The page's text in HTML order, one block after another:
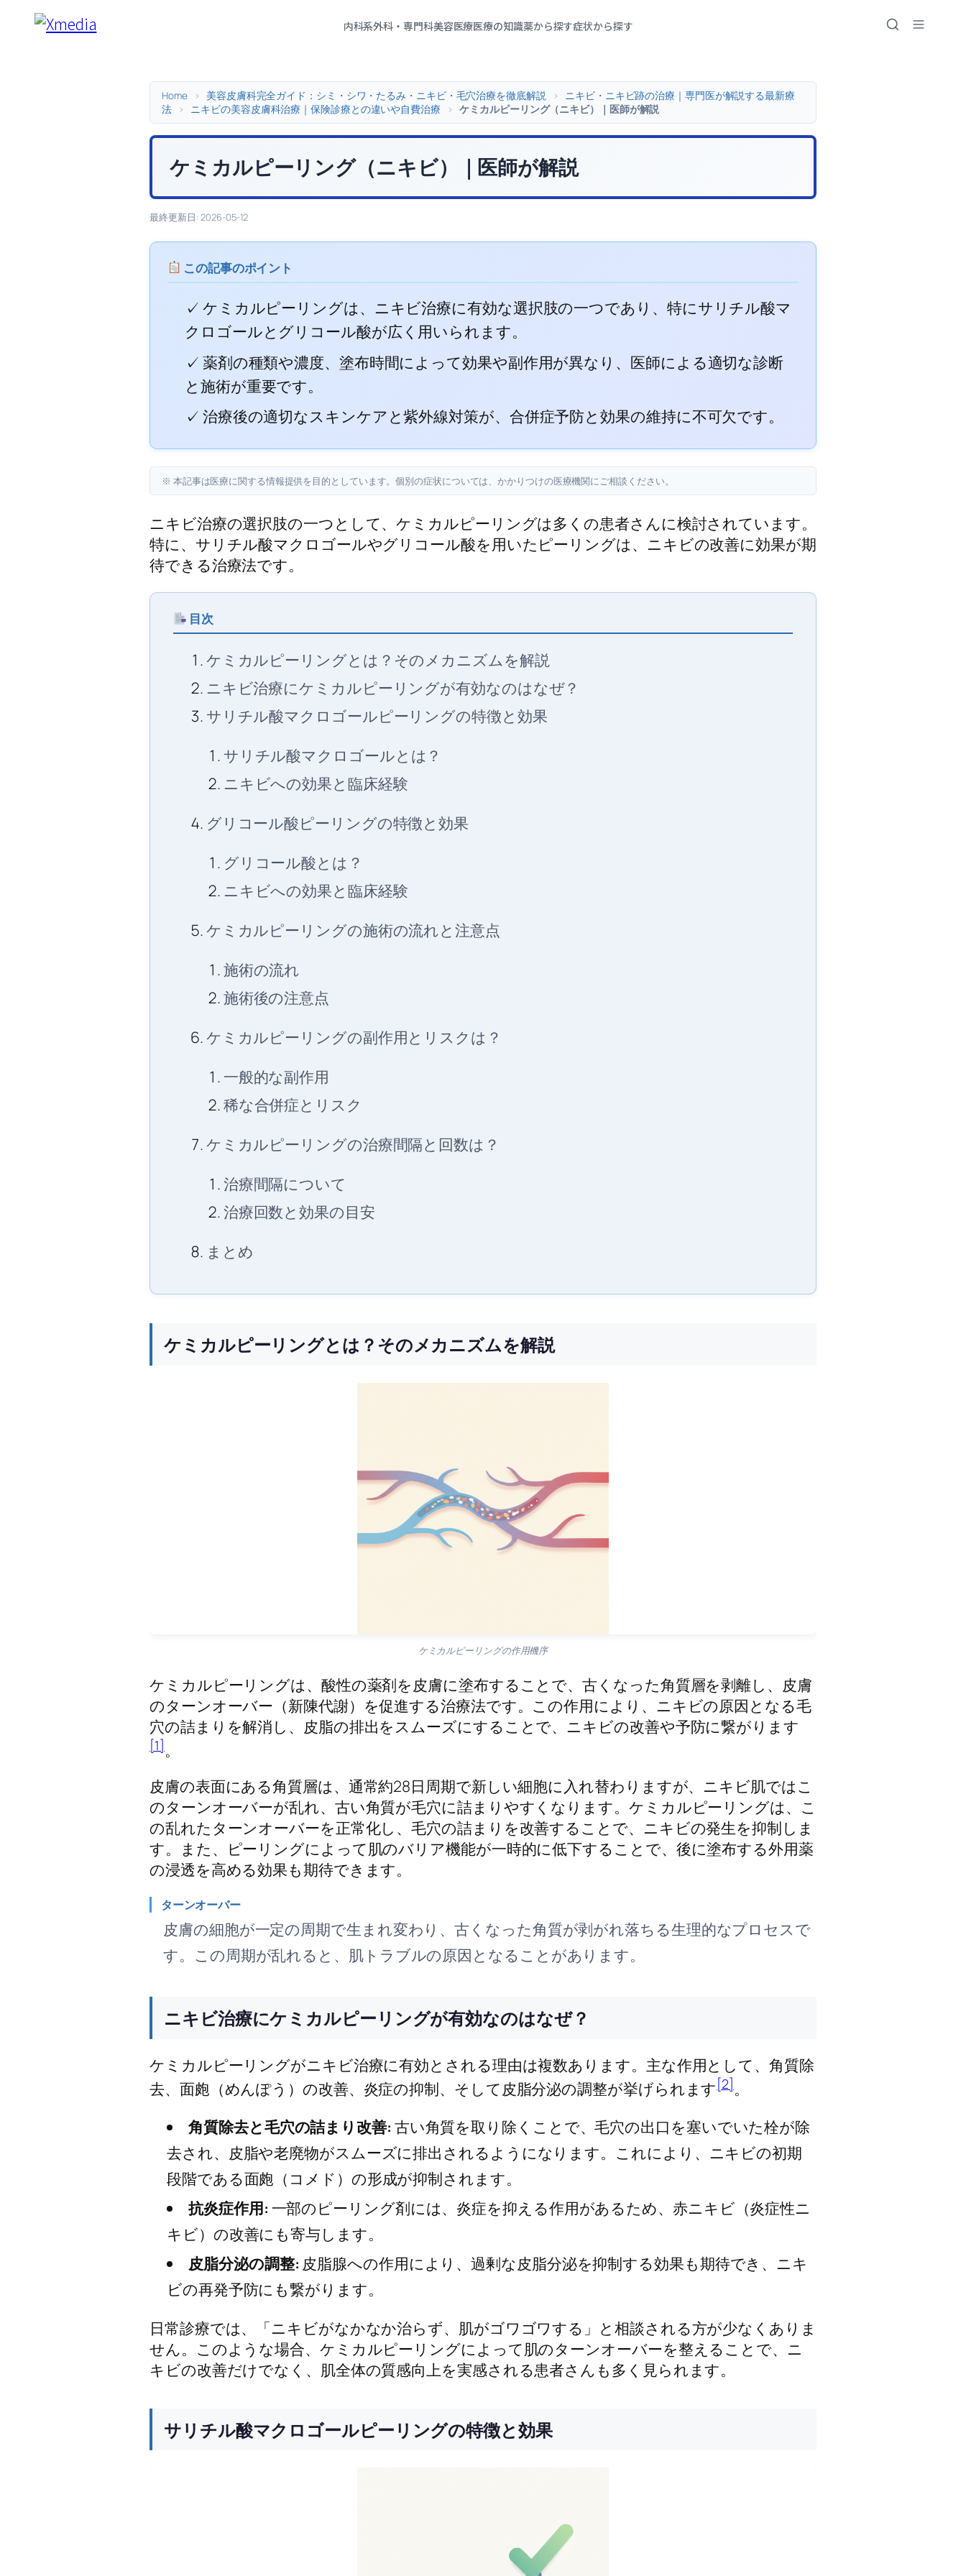
内科系外科・専門科美容医療医療の知識薬から探す症状から探す
Home > 美容皮膚科完全ガイド：シミ・シワ・たるみ・ニキビ・毛穴治療を徹底解説 >
ニキビ・ニキビ跡の治療｜専門医が解説する最新療
法
> ニキビの美容皮膚科治療｜保険診療との違いや自費治療 > ケミカルピーリング（ニキビ）｜医師が解説
ケミカルピーリング（ニキビ）｜医師が解説
最終更新日: 2026-05-12
この記事のポイント
✓ ケミカルピーリングは、ニキビ治療に有効な選択肢の一つであり、特にサリチル酸マ
クロゴールとグリコール酸が広く用いられます。
✓ 薬剤の種類や濃度、塗布時間によって効果や副作用が異なり、医師による適切な診断
と施術が重要です。
✓ 治療後の適切なスキンケアと紫外線対策が、合併症予防と効果の維持に不可欠です。
※ 本記事は医療に関する情報提供を目的としています。個別の症状については、かかりつけの医療機関にご相談ください。
ニキビ治療の選択肢の一つとして、ケミカルピーリングは多くの患者さんに検討されています。
特に、サリチル酸マクロゴールやグリコール酸を用いたピーリングは、ニキビの改善に効果が期
待できる治療法です。
目次
ケミカルピーリングとは？そのメカニズムを解説
ニキビ治療にケミカルピーリングが有効なのはなぜ？
サリチル酸マクロゴールピーリングの特徴と効果
サリチル酸マクロゴールとは？
ニキビへの効果と臨床経験
グリコール酸ピーリングの特徴と効果
グリコール酸とは？
ニキビへの効果と臨床経験
ケミカルピーリングの施術の流れと注意点
施術の流れ
施術後の注意点
ケミカルピーリングの副作用とリスクは？
一般的な副作用
稀な合併症とリスク
ケミカルピーリングの治療間隔と回数は？
治療間隔について
治療回数と効果の目安
まとめ
ケミカルピーリングとは？そのメカニズムを解説
ケミカルピーリングの作用機序
ケミカルピーリングは、酸性の薬剤を皮膚に塗布することで、古くなった角質層を剥離し、皮膚
のターンオーバー（新陳代謝）を促進する治療法です。この作用により、ニキビの原因となる毛
穴の詰まりを解消し、皮脂の排出をスムーズにすることで、ニキビの改善や予防に繋がります
[1]。
皮膚の表面にある角質層は、通常約28日周期で新しい細胞に入れ替わりますが、ニキビ肌ではこ
のターンオーバーが乱れ、古い角質が毛穴に詰まりやすくなります。ケミカルピーリングは、こ
の乱れたターンオーバーを正常化し、毛穴の詰まりを改善することで、ニキビの発生を抑制しま
す。また、ピーリングによって肌のバリア機能が一時的に低下することで、後に塗布する外用薬
の浸透を高める効果も期待できます。
ターンオーバー
皮膚の細胞が一定の周期で生まれ変わり、古くなった角質が剥がれ落ちる生理的なプロセスで
す。この周期が乱れると、肌トラブルの原因となることがあります。
ニキビ治療にケミカルピーリングが有効なのはなぜ？
ケミカルピーリングがニキビ治療に有効とされる理由は複数あります。主な作用として、角質除
去、面皰（めんぽう）の改善、炎症の抑制、そして皮脂分泌の調整が挙げられます[2]。
角質除去と毛穴の詰まり改善: 古い角質を取り除くことで、毛穴の出口を塞いでいた栓が除
去され、皮脂や老廃物がスムーズに排出されるようになります。これにより、ニキビの初期
段階である面皰（コメド）の形成が抑制されます。
抗炎症作用: 一部のピーリング剤には、炎症を抑える作用があるため、赤ニキビ（炎症性ニ
キビ）の改善にも寄与します。
皮脂分泌の調整: 皮脂腺への作用により、過剰な皮脂分泌を抑制する効果も期待でき、ニキ
ビの再発予防にも繋がります。
日常診療では、「ニキビがなかなか治らず、肌がゴワゴワする」と相談される方が少なくありま
せん。このような場合、ケミカルピーリングによって肌のターンオーバーを整えることで、ニ
キビの改善だけでなく、肌全体の質感向上を実感される患者さんも多く見られます。
サリチル酸マクロゴールピーリングの特徴と効果